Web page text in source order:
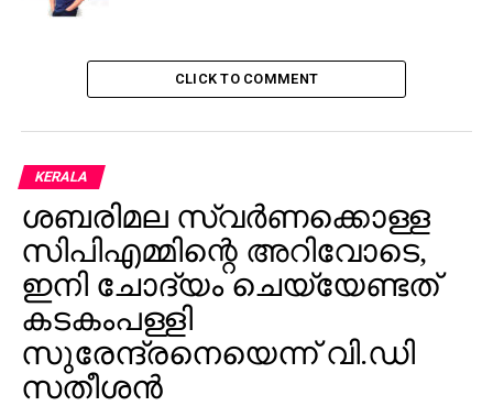
CLICK TO COMMENT
KERALA
ശബരിമല സ്വര്‍ണക്കൊള്ള
സിപിഎമ്മിന്റെ അറിവോടെ,
ഇനി ചോദ്യം ചെയ്യേണ്ടത്
കടകംപള്ളി
സുരേന്ദ്രനെയെന്ന് വി.ഡി
സതീശന്‍